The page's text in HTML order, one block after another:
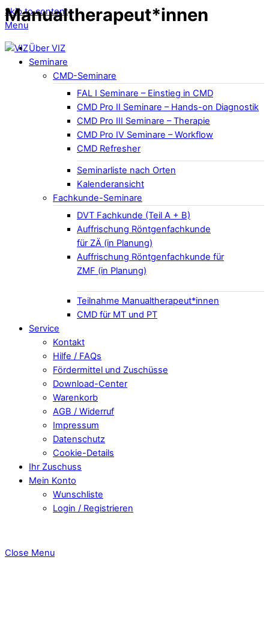
Skip to content
Menu
Über VIZ
Seminare
CMD-Seminare
FAL I Seminare – Einstieg in CMD
CMD Pro II Seminare – Hands-on Diagnostik
CMD Pro III Seminare – Therapie
CMD Pro IV Seminare – Workflow
CMD Refresher
Seminarliste nach Orten
Kalenderansicht
Fachkunde-Seminare
DVT Fachkunde (Teil A + B)
Auffrischung Röntgenfachkunde
für ZÄ (in Planung)
Auffrischung Röntgenfachkunde für
ZMF (in Planung)
Teilnahme Manualtherapeut*innen
CMD für MT und PT
Service
Kontakt
Hilfe / FAQs
Fördermittel und Zuschüsse
Download-Center
Warenkorb
AGB / Widerruf
Impressum
Datenschutz
Cookie-Details
Ihr Zuschuss
Mein Konto
Wunschliste
Login / Registrieren
Close Menu
Manualtherapeut*innen